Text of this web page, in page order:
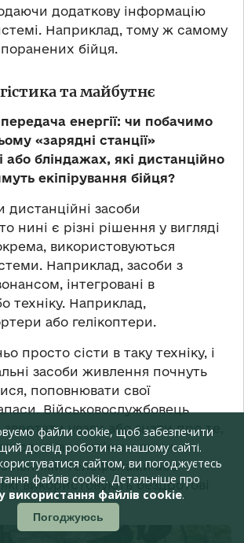
додаткову інформацію
Наприклад, тому ж самому
бійця.
та майбутнє
енергії: чи побачимо
«зарядні станції»
або бліндажах, які дистанційно
екіпірування бійця?
дистанційні засоби
нині є різні рішення у вигляді
використовуються
Наприклад, засоби з
інтегровані в
техніку. Наприклад,
або гелікоптери.
просто сісти в таку техніку, і
засоби живлення почнуть
поповнювати свої
Військовослужбовець
звертати уваги або знати про те,
за аналогією з тими ж
телефонами або
використовують бездротові
файли cookie, щоб забезпечити
досвід роботи на нашому сайті.
сайтом, ви погоджуєтесь
файлів cookie. Детальніше про
використання файлів cookie.
Погоджуюсь